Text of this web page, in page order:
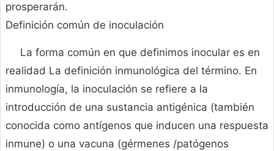
prosperarán.
Definición común de inoculación
La forma común en que definimos inocular es en
realidad La definición inmunológica del término. En
inmunología, la inoculación se refiere a la
introducción de una sustancia antigénica (también
conocida como antígenos que inducen una respuesta
inmune) o una vacuna (gérmenes /patógenos